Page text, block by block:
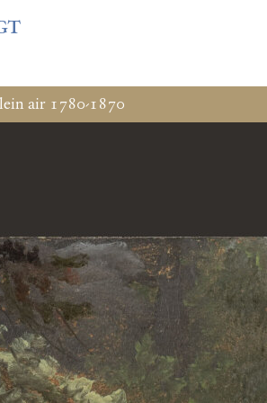
sites/fondationcustodia.fr/
air 1780-1870